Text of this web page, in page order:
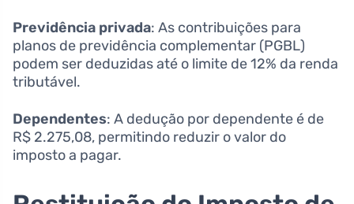
Previdência privada: As contribuições para
planos de previdência complementar (PGBL)
podem ser deduzidas até o limite de 12% da renda
tributável.
Dependentes: A dedução por dependente é de
R$ 2.275,08, permitindo reduzir o valor do
imposto a pagar.